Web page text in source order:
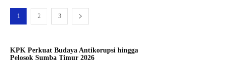
1 2 3
KPK Perkuat Budaya Antikorupsi hingga
Pelosok Sumba Timur 2026